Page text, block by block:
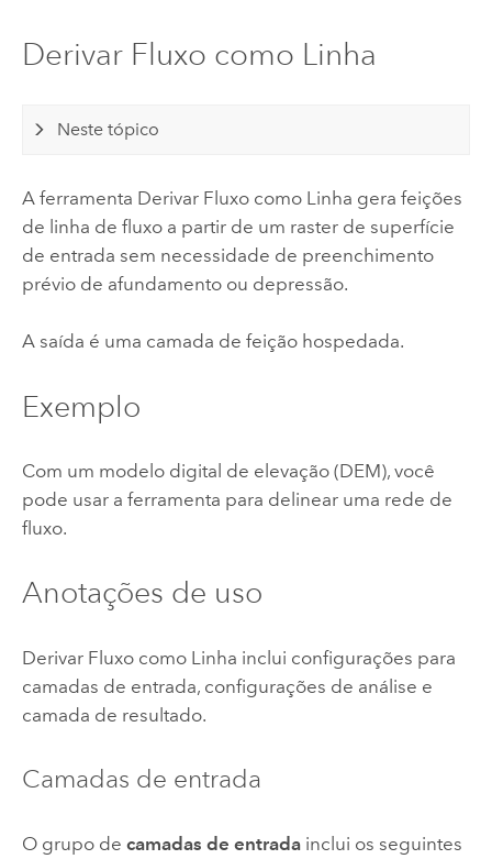
Derivar Fluxo como Linha
Neste tópico
A ferramenta Derivar Fluxo como Linha gera feições
de linha de fluxo a partir de um raster de superfície
de entrada sem necessidade de preenchimento
prévio de afundamento ou depressão.
A saída é uma camada de feição hospedada.
Exemplo
Com um modelo digital de elevação (DEM), você
pode usar a ferramenta para delinear uma rede de
fluxo.
Anotações de uso
Derivar Fluxo como Linha inclui configurações para
camadas de entrada, configurações de análise e
camada de resultado.
Camadas de entrada
O grupo de camadas de entradainclui os seguintes